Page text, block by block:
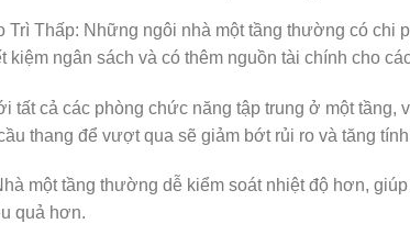
Trì Thấp: Những ngôi nhà một tầng thường có
ngân sách và có thêm nguồn tài chính cho
tất cả các phòng chức năng tập trung ở một
thang để vượt qua sẽ giảm bớt rủi ro và tăng
một tầng thường dễ kiểm soát nhiệt độ hơn,
quả hơn.